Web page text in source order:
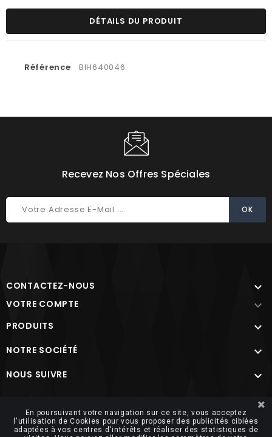
DÉTAILS DU PRODUIT
Référence BIH640046
Recevez Nos Offres Spéciales
CONTACTEZ-NOUS 
VOTRE COMPTE 
PRODUITS 
NOTRE SOCIÉTÉ 
NOUS SUIVRE 
En poursuivant votre navigation sur ce site, vous acceptez
l'utilisation de Cookies pour vous proposer des publicités ciblées
adaptées à vos centres d'intérêts et réaliser des statistiques de